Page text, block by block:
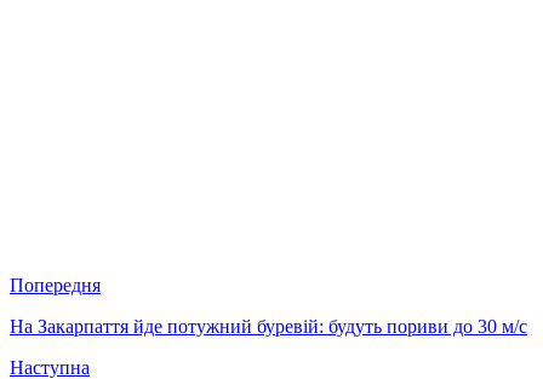
Попередня
На Закарпаття йде потужний буревій: будуть пориви до 30 м/с
Наступна